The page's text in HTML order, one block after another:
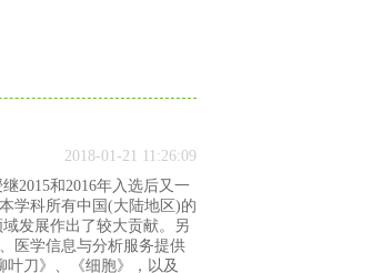
2018-01-21 11:26:09
2015和2016年入选后又一
学科所有中国(大陆地区)的
发展作出了较大贡献。另
医学信息与分析服务提供
叶刀》、《细胞》，以及